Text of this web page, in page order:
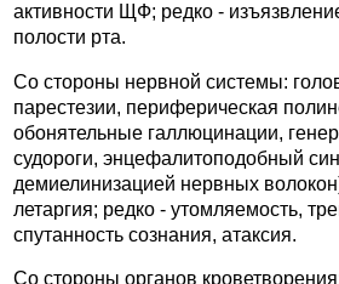
активности ЩФ; редко -
полости рта.
Со стороны нервной системы:
парестезии, периферическая
обонятельные галлюцинации,
судороги, энцефалитоподобный
демиелинизацией нервных
летаргия; редко - утомляемость,
спутанность сознания, атаксия.
Со стороны органов